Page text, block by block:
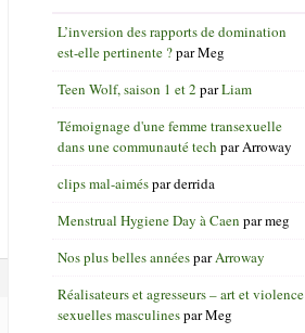
L’inversion des rapports de domination
est-elle pertinente ?parMeg
Teen Wolf, saison 1 et 2 parLiam
Témoignage d'une femme transexuelle
dans une communauté tech parArroway
clips mal-aimésparderrida
Menstrual Hygiene Day à Caen parmeg
Nos plus belles annéesparArroway
Réalisateurs et agresseurs – art et violence
sexuelles masculinesparMeg